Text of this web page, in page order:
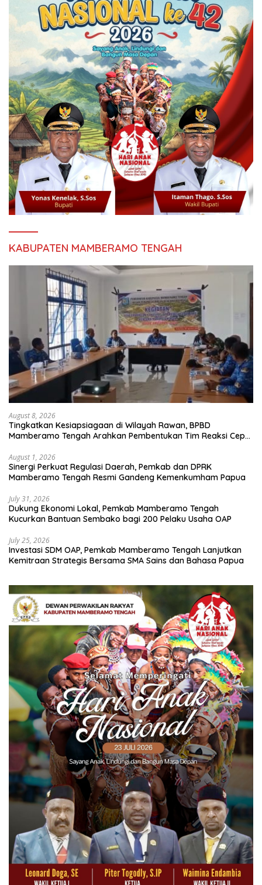
KABUPATEN MAMBERAMO TENGAH
August 8, 2026
Tingkatkan Kesiapsiagaan di Wilayah Rawan, BPBD
Mamberamo Tengah Arahkan Pembentukan Tim Reaksi Cepat
August 1, 2026
Sinergi Perkuat Regulasi Daerah, Pemkab dan DPRK
Mamberamo Tengah Resmi Gandeng Kemenkumham Papua
July 31, 2026
Dukung Ekonomi Lokal, Pemkab Mamberamo Tengah
Kucurkan Bantuan Sembako bagi 200 Pelaku Usaha OAP
July 25, 2026
Investasi SDM OAP, Pemkab Mamberamo Tengah Lanjutkan
Kemitraan Strategis Bersama SMA Sains dan Bahasa Papua